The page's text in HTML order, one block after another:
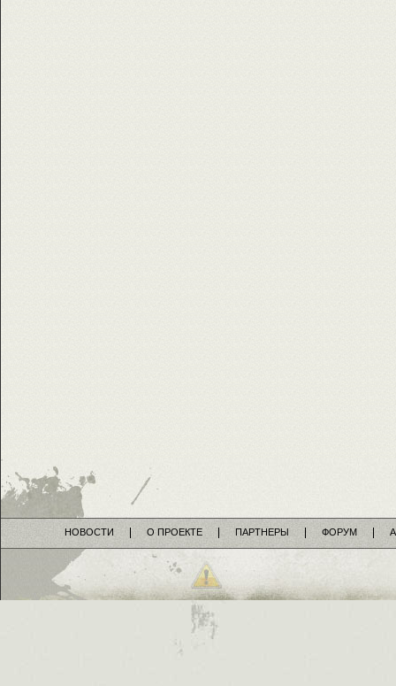
НОВОСТИ О ПРОЕКТЕ ПАРТНЕРЫ ФОРУМ